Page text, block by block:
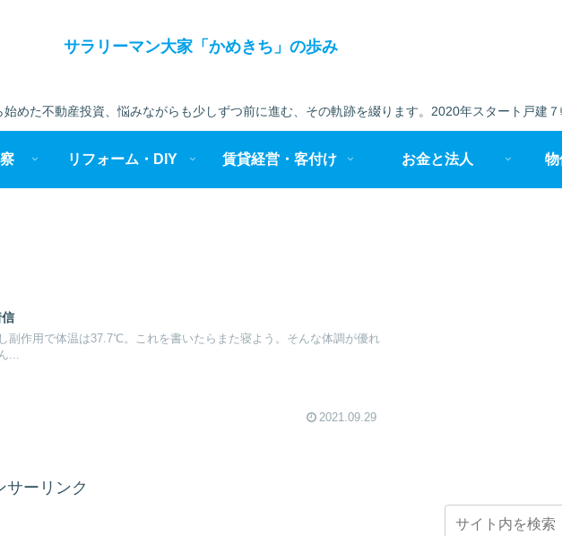
サラリーマン大家「かめきち」の歩み
めた不動産投資、悩みながらも少しずつ前に進む、その軌跡を綴ります。2020年スタート戸建
リフォーム・DIY 賃貸経営・客付け お金と法人 物
副作用で体温は37.7℃。これを書いたらまた寝よう。そんな体調が優れ
...
2021.09.29
サーリンク